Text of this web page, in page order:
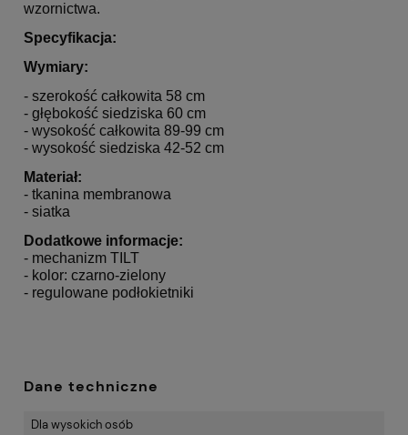
wzornictwa.
Specyfikacja:
Wymiary:
- szerokość całkowita 58 cm
- głębokość siedziska 60 cm
- wysokość całkowita 89-99 cm
- wysokość siedziska 42-52 cm
Materiał:
- tkanina membranowa
- siatka
Dodatkowe informacje:
- mechanizm TILT
- kolor: czarno-zielony
- regulowane podłokietniki
Dane techniczne
Dla wysokich osób